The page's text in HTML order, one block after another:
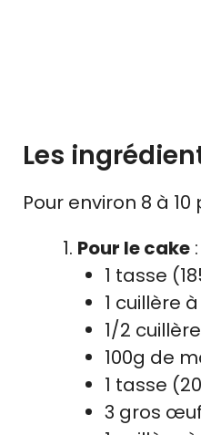
Les
Pour environ 8 à
Pour le cake :
1 tasse
1 cuillère
1/2
100g de
1 tasse
3 gros